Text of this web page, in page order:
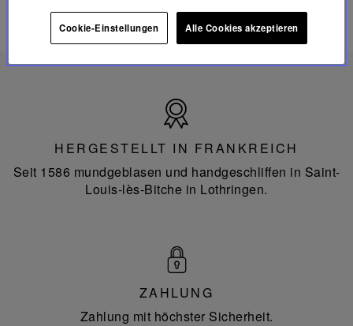
Frankreich
HERGESTELLT IN FRANKREICH
Seit 1586 mundgeblasen und handgeschliffen in Saint-
Louis-lès-Bitche in Lothringen.
ZAHLUNG
Zahlung mit höchster Sicherheit.
Cookie-Einstellungen Alle Cookies akzeptieren